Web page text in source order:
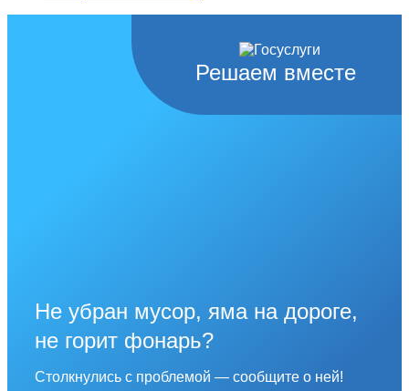
Решаем вместе
Не убран мусор, яма на дороге,
не горит фонарь?
Столкнулись с проблемой — сообщите о ней!